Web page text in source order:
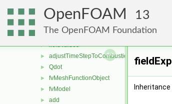
OpenFOAM 13
The OpenFOAM Foundation
Function2s
functionEntries
functionObjects
► fieldValues
► adjustTimeStepToCombustion
► Qdot
► fvMeshFunctionObject
► fvModel
► add